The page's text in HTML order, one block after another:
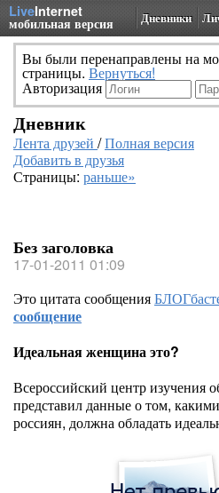
LiveInternet
мобильная версия Дневники
Вы были перенаправлены на
страницы. Вернуться!
Авторизация
Дневник
Лента друзей /Полная версия
Добавить в друзья
Страницы: раньше»
Без заголовка
17-01-2011 01:09
Это цитата сообщения
сообщение
Идеальная женщина это?
Всероссийский центр изучения
представил данные о том,
россиян, должна обладать